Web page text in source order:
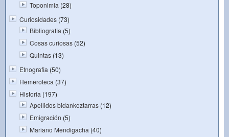
Toponimia (28)
Curiosidades (73)
Bibliografia (5)
Cosas curiosas (52)
Quintas (13)
Etnografia (50)
Hemeroteca (37)
Historia (197)
Apellidos bidankoztarras (12)
Emigración (5)
Mariano Mendigacha (40)